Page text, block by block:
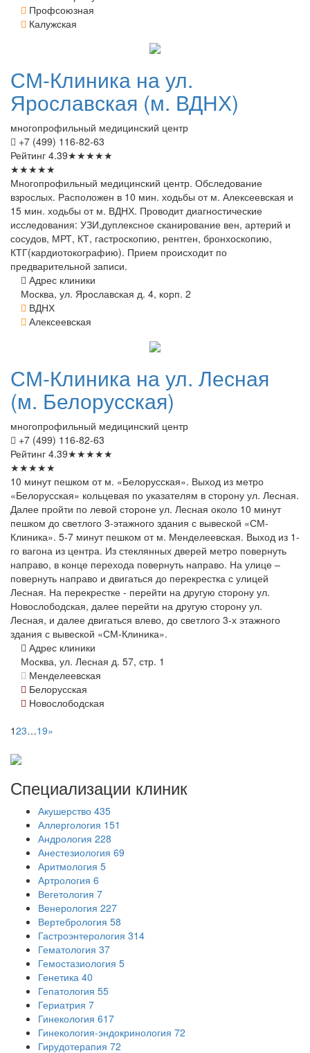
Профсоюзная
Калужская
СМ-Клиника на ул.
Ярославская (м. ВДНХ)
многопрофильный медицинский центр
+7 (499) 116-82-63
Рейтинг 4.39★★★★★
★★★★★
Многопрофильный медицинский центр. Обследование
взрослых. Расположен в 10 мин. ходьбы от м. Алексеевская и
15 мин. ходьбы от м. ВДНХ. Проводит диагностические
исследования: УЗИ,дуплексное сканирование вен, артерий и
сосудов, МРТ, КТ, гастроскопию, рентген, бронхоскопию,
КТГ(кардиотокографию). Прием происходит по
предварительной записи.
Адрес клиники
Москва, ул. Ярославская д. 4, корп. 2
ВДНХ
Алексеевская
СМ-Клиника на ул. Лесная
(м. Белорусская)
многопрофильный медицинский центр
+7 (499) 116-82-63
Рейтинг 4.39★★★★★
★★★★★
10 минут пешком от м. «Белорусская». Выход из метро
«Белорусская» кольцевая по указателям в сторону ул. Лесная.
Далее пройти по левой стороне ул. Лесная около 10 минут
пешком до светлого 3-этажного здания с вывеской «СМ-
Клиника». 5-7 минут пешком от м. Менделеевская. Выход из 1-
го вагона из центра. Из стеклянных дверей метро повернуть
направо, в конце перехода повернуть направо. На улице –
повернуть направо и двигаться до перекрестка с улицей
Лесная. На перекрестке - перейти на другую сторону ул.
Новослободская, далее перейти на другую сторону ул.
Лесная, и далее двигаться влево, до светлого 3-х этажного
здания с вывеской «СМ-Клиника».
Адрес клиники
Москва, ул. Лесная д. 57, стр. 1
Менделеевская
Белорусская
Новослободская
123…19»
Специализации клиник
Акушерство 435
Аллергология 151
Андрология 228
Анестезиология 69
Аритмология 5
Артрология 6
Вегетология 7
Венерология 227
Вертебрология 58
Гастроэнтерология 314
Гематология 37
Гемостазиология 5
Генетика 40
Гепатология 55
Гериатрия 7
Гинекология 617
Гинекология-эндокринология 72
Гирудотерапия 72